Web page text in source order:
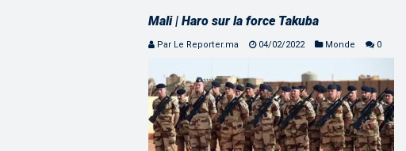
Mali | Haro sur la force Takuba
Par Le Reporter.ma 04/02/2022 Monde 0